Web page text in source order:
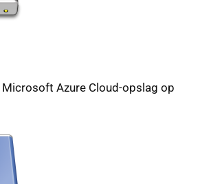
Azure Cloud-opslag op